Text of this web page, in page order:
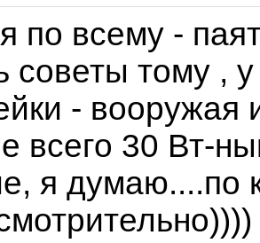
по всему -
советы тому ,
- вооружая
всего 30 Вт-
я думаю....по